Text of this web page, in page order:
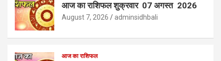
आज का राशिफल शुक्रवार 07 अगस्त 2026
August 7, 2026 adminsidhbali
आज का राशिफल